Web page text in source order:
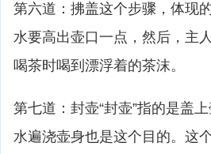
第六道：拂盖这个步骤，体现
水要高出壶口一点，然后，主
喝茶时喝到漂浮着的茶沫。
第七道：封壶“封壶”指的是盖
水遍浇壶身也是这个目的。这